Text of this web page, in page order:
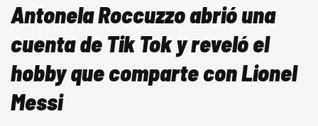
Antonela Roccuzzo abrió una
cuenta de Tik Tok y reveló el
hobby que comparte con Lionel
Messi